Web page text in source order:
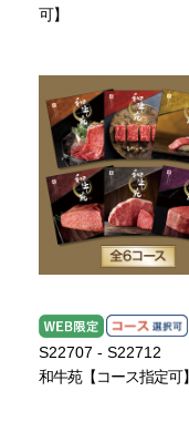
可】
S22707 - S22712
和牛苑【コース指定可】